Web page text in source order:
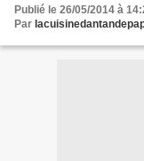
Publié le 26/05/2014 à
Par